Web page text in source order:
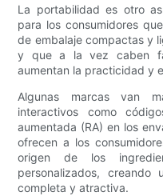
La portabilidad es otro
para los consumidores
de embalaje compactas y
y que a la vez caben
aumentan la practicidad y
Algunas marcas van
interactivos como
aumentada (RA) en los
ofrecen a los
origen de los
personalizados, creando
completa y atractiva.